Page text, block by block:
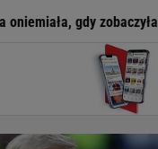
zobaczyła to w